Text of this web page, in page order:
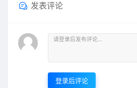
发表评论
登录后评论